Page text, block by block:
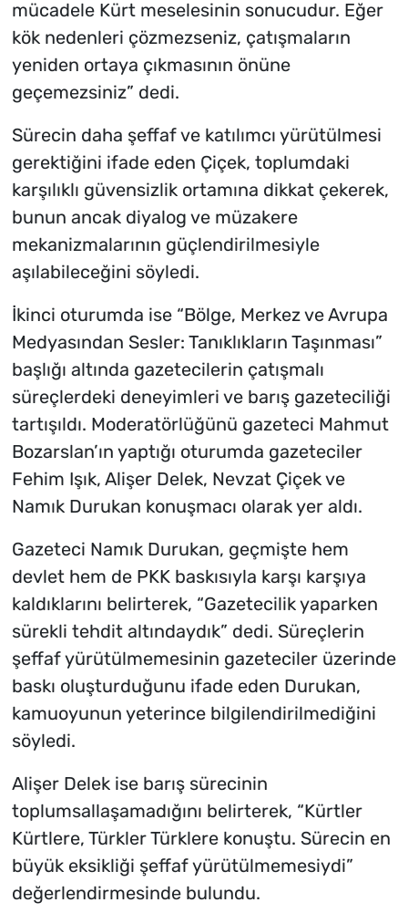
mücadele Kürt meselesinin sonucudur. Eğer
kök nedenleri çözmezseniz, çatışmaların
yeniden ortaya çıkmasının önüne
geçemezsiniz” dedi.
Sürecin daha şeffaf ve katılımcı yürütülmesi
gerektiğini ifade eden Çiçek, toplumdaki
karşılıklı güvensizlik ortamına dikkat çekerek,
bunun ancak diyalog ve müzakere
mekanizmalarının güçlendirilmesiyle
aşılabileceğini söyledi.
İkinci oturumda ise “Bölge, Merkez ve Avrupa
Medyasından Sesler: Tanıklıkların Taşınması”
başlığı altında gazetecilerin çatışmalı
süreçlerdeki deneyimleri ve barış gazeteciliği
tartışıldı. Moderatörlüğünü gazeteci Mahmut
Bozarslan’ın yaptığı oturumda gazeteciler
Fehim Işık, Alişer Delek, Nevzat Çiçek ve
Namık Durukan konuşmacı olarak yer aldı.
Gazeteci Namık Durukan, geçmişte hem
devlet hem de PKK baskısıyla karşı karşıya
kaldıklarını belirterek, “Gazetecilik yaparken
sürekli tehdit altındaydık” dedi. Süreçlerin
şeffaf yürütülmemesinin gazeteciler üzerinde
baskı oluşturduğunu ifade eden Durukan,
kamuoyunun yeterince bilgilendirilmediğini
söyledi.
Alişer Delek ise barış sürecinin
toplumsallaşamadığını belirterek, “Kürtler
Kürtlere, Türkler Türklere konuştu. Sürecin en
büyük eksikliği şeffaf yürütülmemesiydi”
değerlendirmesinde bulundu.